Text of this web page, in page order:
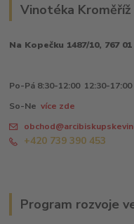
Vinotéka Kroměříž
Na Kopečku 1487/10, 767
Po-Pá 8:30-12:00 12:30-17:00
So-Nevíce zde
+420 739 390 453
Program rozvoje